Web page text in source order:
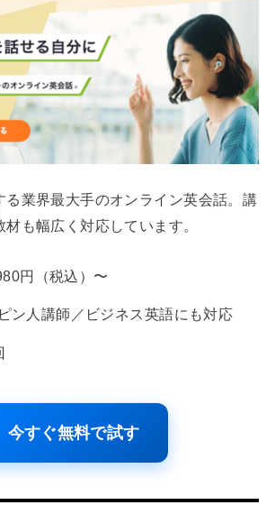
る業界最大手のオンライン英会話。講
も幅広く対応しています。
円（税込）〜
ン人講師／ビジネス英語にも対応
今すぐ無料で試す